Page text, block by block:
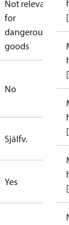
Not relevant
for
dangerous
goods
No
Sjálfv.
Yes